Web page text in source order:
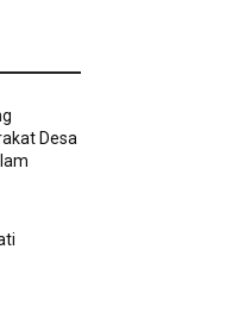
Desa